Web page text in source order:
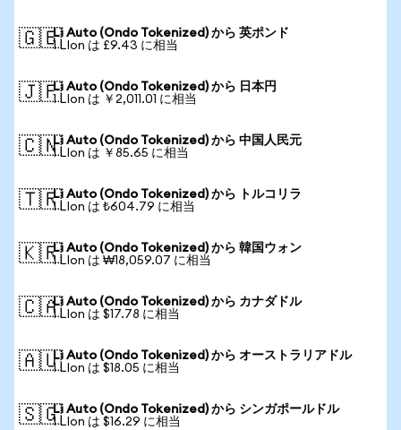
🇬🇧Li Auto (Ondo Tokenized) から 英ポンド
1 LIon は £9.43 に相当
🇯🇵Li Auto (Ondo Tokenized) から 日本円
1 LIon は ￥2,011.01 に相当
🇨🇳Li Auto (Ondo Tokenized) から 中国人民元
1 LIon は ￥85.65 に相当
🇹🇷Li Auto (Ondo Tokenized) から トルコリラ
1 LIon は ₺604.79 に相当
🇰🇷Li Auto (Ondo Tokenized) から 韓国ウォン
1 LIon は ₩18,059.07 に相当
🇨🇦Li Auto (Ondo Tokenized) から カナダドル
1 LIon は $17.78 に相当
🇦🇺Li Auto (Ondo Tokenized) から オーストラリアドル
1 LIon は $18.05 に相当
🇸🇬Li Auto (Ondo Tokenized) から シンガポールドル
1 LIon は $16.29 に相当